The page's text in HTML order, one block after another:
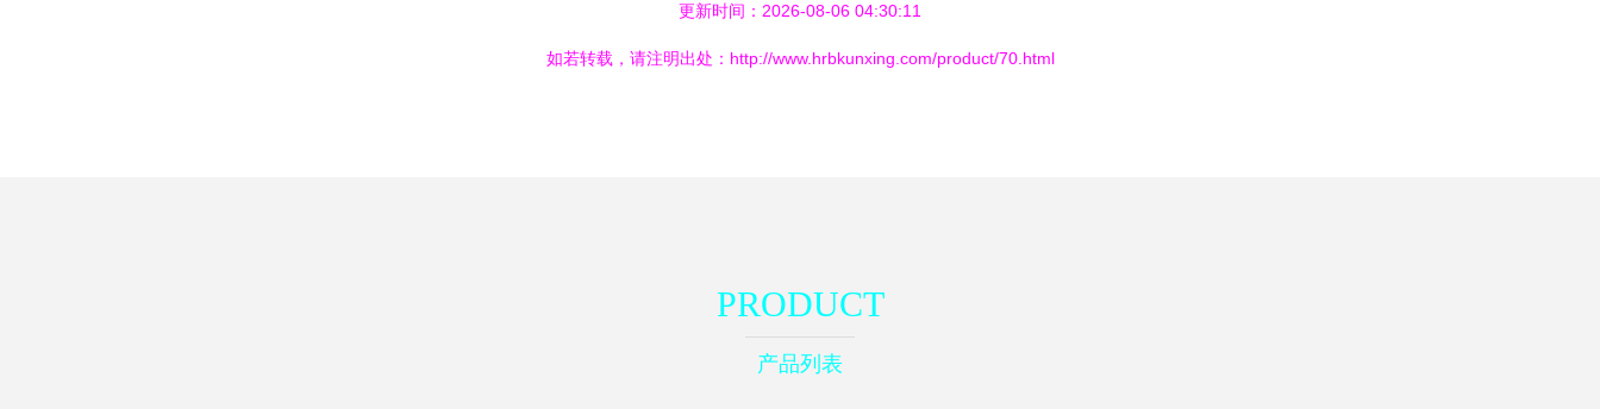
更新时间：2026-08-06 04:30:11
如若转载，请注明出处：http://www.hrbkunxing.com/product/70.html
PRODUCT
产品列表